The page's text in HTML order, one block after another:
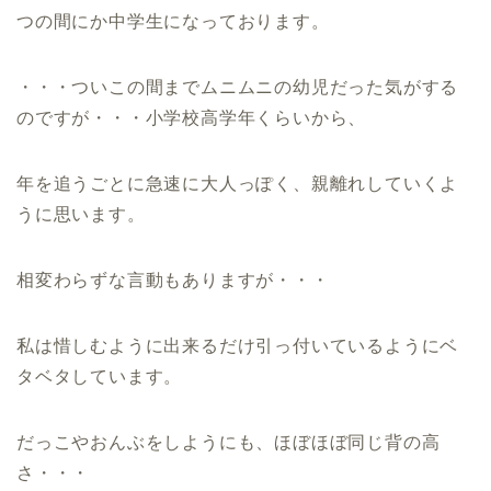
つの間にか中学生になっております。
・・・ついこの間までムニムニの幼児だった気がする
のですが・・・小学校高学年くらいから、
年を追うごとに急速に大人っぽく、親離れしていくよ
うに思います。
相変わらずな言動もありますが・・・
私は惜しむように出来るだけ引っ付いているようにベ
タベタしています。
だっこやおんぶをしようにも、ほぼほぼ同じ背の高
さ・・・